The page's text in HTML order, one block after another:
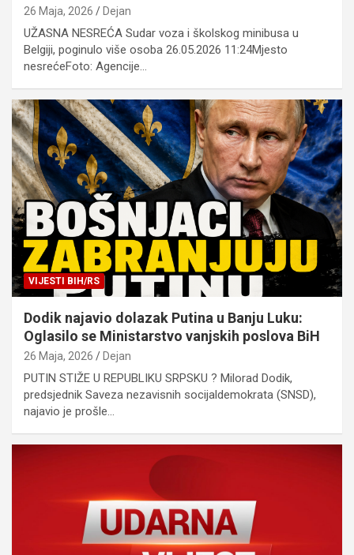
26 Maja, 2026 Dejan
UŽASNA NESREĆA Sudar voza i školskog minibusa u
Belgiji, poginulo više osoba 26.05.2026 11:24Mjesto
nesrećeFoto: Agencije…
VIJESTI BIH/RS
Dodik najavio dolazak Putina u Banju Luku:
Oglasilo se Ministarstvo vanjskih poslova BiH
26 Maja, 2026 Dejan
PUTIN STIŽE U REPUBLIKU SRPSKU ? Milorad Dodik,
predsjednik Saveza nezavisnih socijaldemokrata (SNSD),
najavio je prošle…